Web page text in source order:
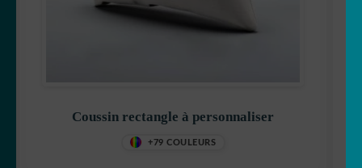
Coussin rectangle à personnaliser
+79 COULEURS